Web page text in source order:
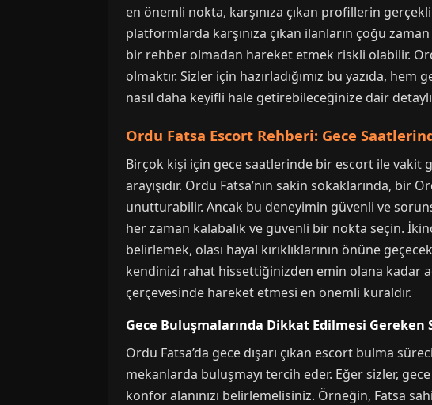
en önemli nokta, karşınıza çıkan profillerin
platformlarda karşınıza çıkan ilanların çoğu
bir rehber olmadan hareket etmek riskli olabilir.
olmaktır. Sizler için hazırladığımız bu yazıda,
nasıl daha keyifli hale getirebileceğinize dair
Ordu Fatsa Escort Rehberi: Gece
Birçok kişi için gece saatlerinde bir escort ile vakit
arayışıdır. Ordu Fatsa’nın sakin sokaklarında,
unutturabilir. Ancak bu deneyimin güvenli ve
her zaman kalabalık ve güvenli bir nokta seçin.
belirlemek, olası hayal kırıklıklarının önüne
kendinizi rahat hissettiğinizden emin olana kadar
çerçevesinde hareket etmesi en önemli kuraldır.
Gece Buluşmalarında Dikkat Edilmesi
Ordu Fatsa’da gece dışarı çıkan escort bulma
mekanlarda buluşmayı tercih eder. Eğer sizler,
konfor alanınızı belirlemelisiniz. Örneğin, Fatsa